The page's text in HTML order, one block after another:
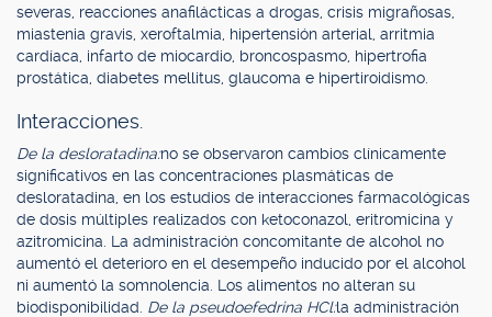
severas, reacciones anafilácticas a drogas, crisis migrañosas,
miastenia gravis, xeroftalmia, hipertensión arterial, arritmia
cardíaca, infarto de miocardio, broncospasmo, hipertrofia
prostática, diabetes mellitus, glaucoma e hipertiroidismo.
Interacciones.
De la desloratadina:no se observaron cambios clínicamente
significativos en las concentraciones plasmáticas de
desloratadina, en los estudios de interacciones farmacológicas
de dosis múltiples realizados con ketoconazol, eritromicina y
azitromicina. La administración concomitante de alcohol no
aumentó el deterioro en el desempeño inducido por el alcohol
ni aumentó la somnolencia. Los alimentos no alteran su
biodisponibilidad. De la pseudoefedrina HCl:la administración